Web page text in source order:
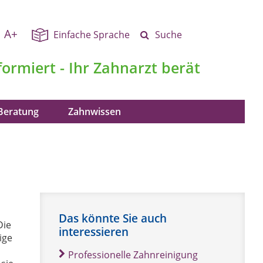
A+ Einfache Sprache Suche
- Ihr Zahnarzt berät
Zahnwissen
Das könnte Sie auch
interessieren
Professionelle Zahnreinigung